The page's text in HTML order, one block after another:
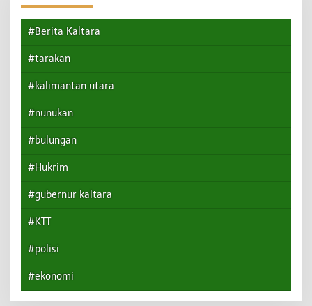
#Berita Kaltara
#tarakan
#kalimantan utara
#nunukan
#bulungan
#Hukrim
#gubernur kaltara
#KTT
#polisi
#ekonomi